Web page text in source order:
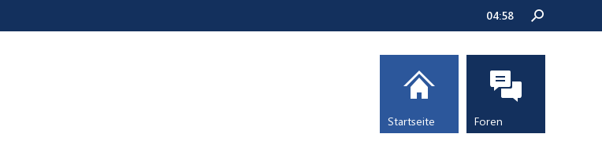
04:58
Startseite Foren